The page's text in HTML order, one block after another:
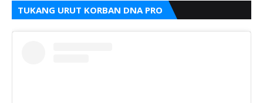
TUKANG URUT KORBAN DNA PRO